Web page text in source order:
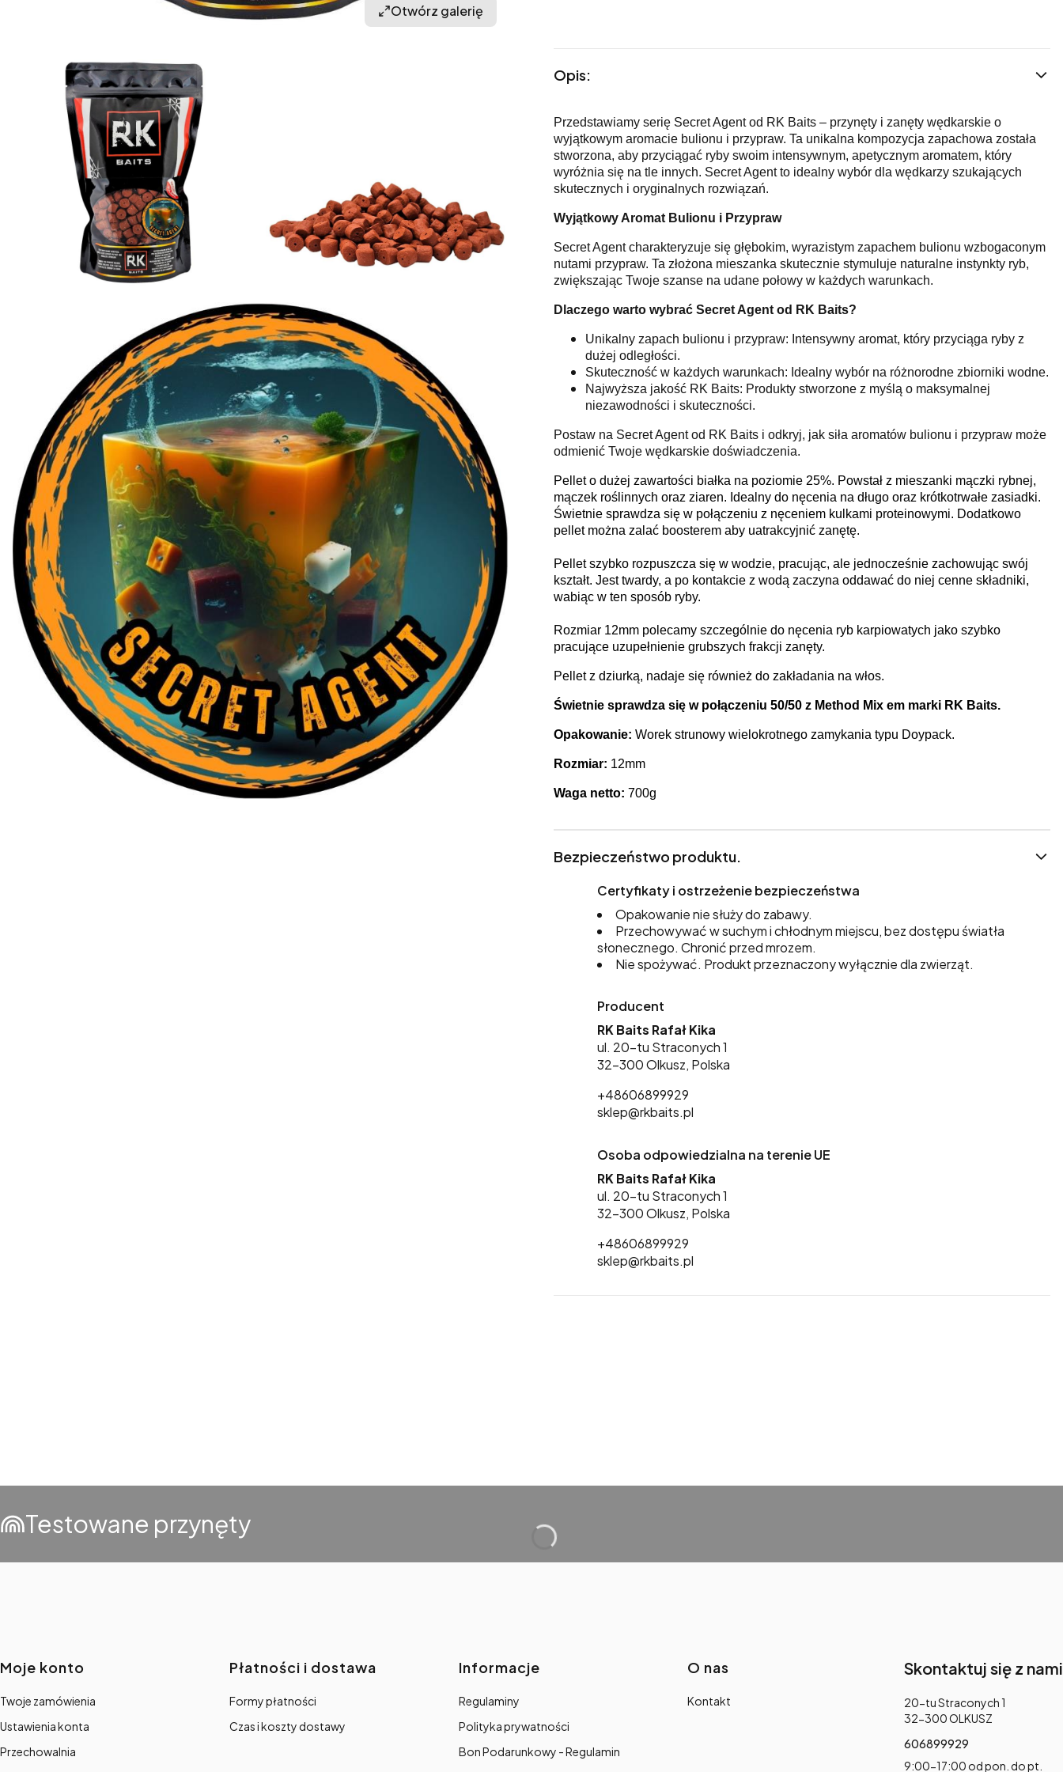
Otwórz galerię
Opis:
Przedstawiamy serię Secret Agent od RK Baits – przynęty i zanęty wędkarskie o
wyjątkowym aromacie bulionu i przypraw. Ta unikalna kompozycja zapachowa została
stworzona, aby przyciągać ryby swoim intensywnym, apetycznym aromatem, który
wyróżnia się na tle innych. Secret Agent to idealny wybór dla wędkarzy szukających
skutecznych i oryginalnych rozwiązań.
Wyjątkowy Aromat Bulionu i Przypraw
Secret Agent charakteryzuje się głębokim, wyrazistym zapachem bulionu wzbogaconym
nutami przypraw. Ta złożona mieszanka skutecznie stymuluje naturalne instynkty ryb,
zwiększając Twoje szanse na udane połowy w każdych warunkach.
Dlaczego warto wybrać Secret Agent od RK Baits?
Unikalny zapach bulionu i przypraw: Intensywny aromat, który przyciąga ryby z
dużej odległości.
Skuteczność w każdych warunkach: Idealny wybór na różnorodne zbiorniki wodne.
Najwyższa jakość RK Baits: Produkty stworzone z myślą o maksymalnej
niezawodności i skuteczności.
Postaw na Secret Agent od RK Baits i odkryj, jak siła aromatów bulionu i przypraw może
odmienić Twoje wędkarskie doświadczenia.
Pellet o dużej zawartości białka na poziomie 25%. Powstał z mieszanki mączki rybnej,
mączek roślinnych oraz ziaren. Idealny do nęcenia na długo oraz krótkotrwałe zasiadki.
Świetnie sprawdza się w połączeniu z nęceniem kulkami proteinowymi. Dodatkowo
pellet można zalać boosterem aby uatrakcyjnić zanętę.
Pellet szybko rozpuszcza się w wodzie, pracując, ale jednocześnie zachowując swój
kształt. Jest twardy, a po kontakcie z wodą zaczyna oddawać do niej cenne składniki,
wabiąc w ten sposób ryby.
Rozmiar 12mm polecamy szczególnie do nęcenia ryb karpiowatych jako szybko
pracujące uzupełnienie grubszych frakcji zanęty.
Pellet z dziurką, nadaje się również do zakładania na włos.
Świetnie sprawdza się w połączeniu 50/50 z Method Mix em marki RK Baits.
Opakowanie: Worek strunowy wielokrotnego zamykania typu Doypack.
Rozmiar: 12mm
Waga netto: 700g
Bezpieczeństwo produktu.
Certyfikaty i ostrzeżenie bezpieczeństwa
Opakowanie nie służy do zabawy.
Przechowywać w suchym i chłodnym miejscu, bez dostępu światła
słonecznego. Chronić przed mrozem.
Nie spożywać. Produkt przeznaczony wyłącznie dla zwierząt.
Producent
RK Baits Rafał Kika
ul. 20-tu Straconych 1
32-300 Olkusz, Polska
+48606899929
sklep@rkbaits.pl
Osoba odpowiedzialna na terenie UE
RK Baits Rafał Kika
ul. 20-tu Straconych 1
32-300 Olkusz, Polska
+48606899929
sklep@rkbaits.pl
Testowane przynęty
Linki w stopce
Moje konto
Twoje zamówienia
Ustawienia konta
Przechowalnia
Płatności i dostawa
Formy płatności
Czas i koszty dostawy
Informacje
Regulaminy
Polityka prywatności
Bon Podarunkowy - Regulamin
O nas
Kontakt
Skontaktuj się z nami
Adres:
20-tu Straconych 1
32-300 OLKUSZ
606899929
9:00-17:00 od pon. do pt.